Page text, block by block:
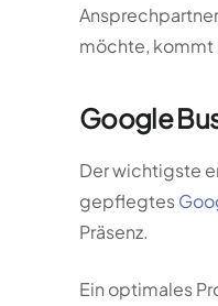
möchte, kommt
Google
Der wichtigste
gepflegtes
Präsenz.
Ein optimales